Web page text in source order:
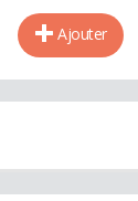
Ajouter